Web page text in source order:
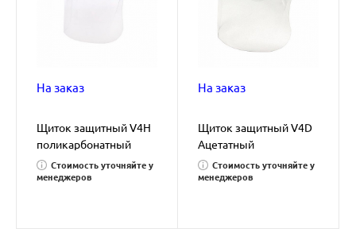
На заказ
Щиток защитный V4H
поликарбонатный
прозрачный
Стоимость уточняйте у
менеджеров
На заказ
Щиток защитный V4D
Ацетатный
прозрачный
Стоимость уточняйте у
менеджеров